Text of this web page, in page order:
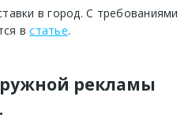
в город. С требованиями
встатье.
рекламы